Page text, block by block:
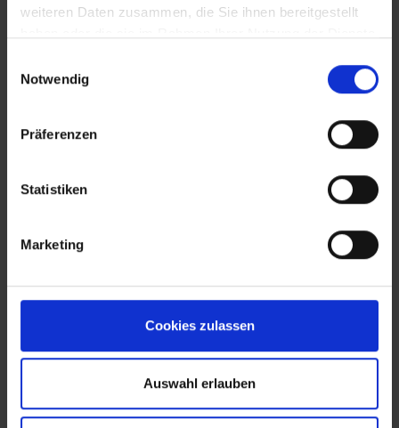
weiteren Daten zusammen, die Sie ihnen bereitgestellt
Notwendig
Präferenzen
Statistiken
Marketing
Cookies zulassen
Auswahl erlauben